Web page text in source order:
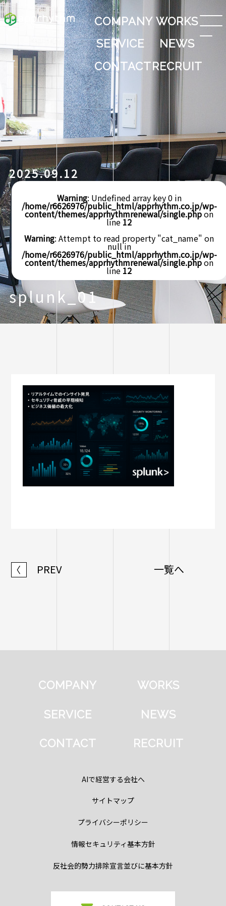
COMPANY WORKS
SERVICE
NEWS
CONTACTRECRUIT
2025.09.12
Warning: Undefined array key 0 in
/home/r6626976/public_html/apprhythm.co.jp/wp-
content/themes/apprhythmrenewal/single.phpon
line 12
Warning: Attempt to read property "cat_name" on
null in
/home/r6626976/public_html/apprhythm.co.jp/wp-
content/themes/apprhythmrenewal/single.phpon
line 12
splunk_01
〈 PREV 一覧へ
COMPANY WORKS
SERVICE NEWS
CONTACT RECRUIT
AIで経営する会社へ
サイトマップ
プライバシーポリシー
情報セキュリティ基本方針
反社会的勢力排除宣言並びに基本方針